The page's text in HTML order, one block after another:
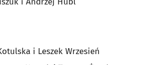
i Leszek Wrzesień